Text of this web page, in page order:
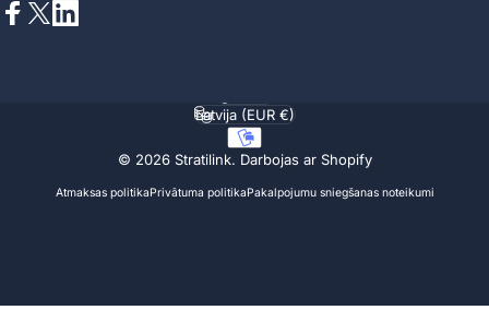
© 2026 Stratilink. Darbojas ar Shopify
Atmaksas politikaPrivātuma politikaPakalpojumu sniegšanas noteikumi
Valoda
Valsts/reģions
Latvija (EUR €)